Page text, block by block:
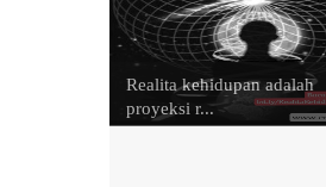
Realita kehidupan adalah
proyeksi r...